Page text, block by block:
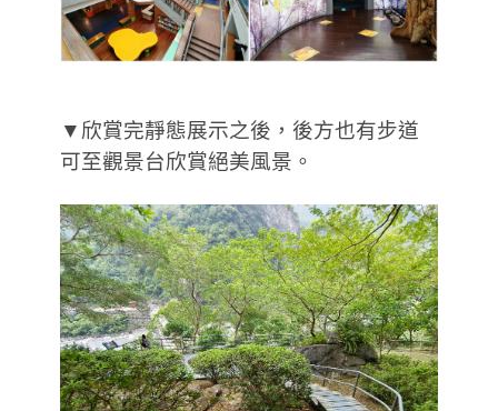
▼欣賞完靜態展示之後，後方也有步道
可至觀景台欣賞絕美風景。